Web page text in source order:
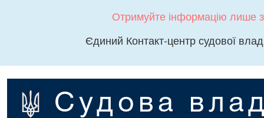
Отримуйте інформацію лише
Єдиний Контакт-центр судової
Судова